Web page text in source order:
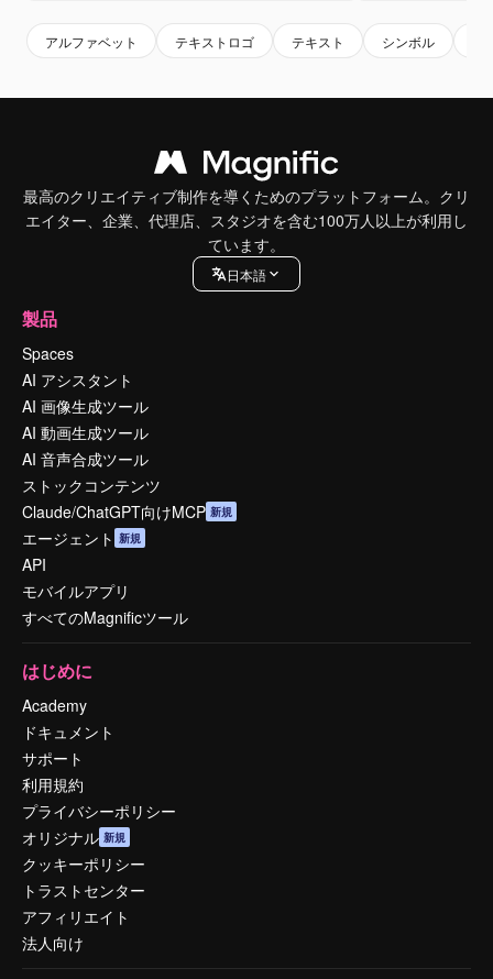
アルファベット テキストロゴ テキスト シンボル
最高のクリエイティブ制作を導くためのプラットフォーム。クリ
エイター、企業、代理店、スタジオを含む100万人以上が利用し
ています。
日本語
製品
Spaces
AI アシスタント
AI 画像生成ツール
AI 動画生成ツール
AI 音声合成ツール
ストックコンテンツ
Claude/ChatGPT向けMCP 新規
エージェント 新規
API
モバイルアプリ
すべてのMagnificツール
はじめに
Academy
ドキュメント
サポート
利用規約
プライバシーポリシー
オリジナル 新規
クッキーポリシー
トラストセンター
アフィリエイト
法人向け